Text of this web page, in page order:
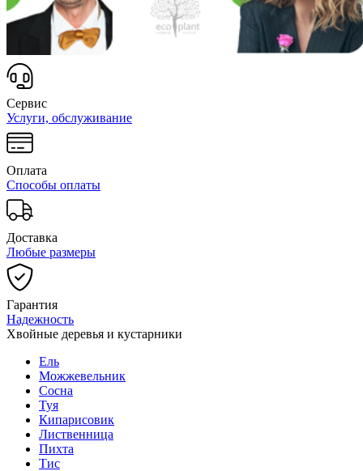
Сервис
Услуги, обслуживание
Оплата
Способы оплаты
Доставка
Любые размеры
Гарантия
Надежность
Хвойные деревья и кустарники
Ель
Можжевельник
Сосна
Туя
Кипарисовик
Лиственница
Пихта
Тис